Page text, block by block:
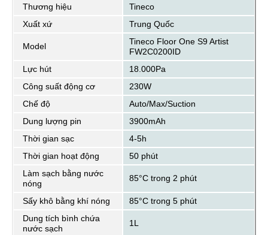
Thương hiệu
Tineco
Xuất xứ
Trung Quốc
Model
Tineco Floor One S9 Artist
FW2C0200ID
Lực hút
18.000Pa
Công suất động cơ
230W
Chế độ
Auto/Max/Suction
Dung lượng pin
3900mAh
Thời gian sạc
4-5h
Thời gian hoạt động
50 phút
Làm sạch bằng nước
nóng
85°C trong 2 phút
Sấy khô bằng khí nóng
85°C trong 5 phút
Dung tích bình chứa
nước sạch
1L